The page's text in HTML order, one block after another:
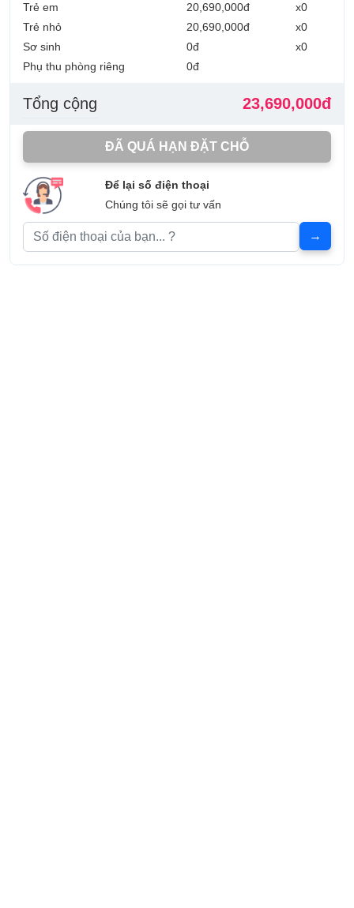
Trẻ em
Trẻ nhỏ
Sơ sinh
Phụ thu phòng riêng
20,690,000đ
20,690,000đ
0đ
0đ
x0
x0
x0
Tổng cộng 23,690,000đ
ĐÃ QUÁ HẠN ĐẶT CHỖ
Để lại số điện thoại
Chúng tôi sẽ gọi tư vấn